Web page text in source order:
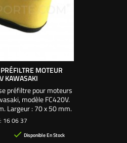
MOTEUR
KAWASAKI
préfiltre pour moteurs
modèle FC420V.
Largeur : 70 x 50 mm.
(noires) : 67 mm.
16 06 37
 Disponible En Stock